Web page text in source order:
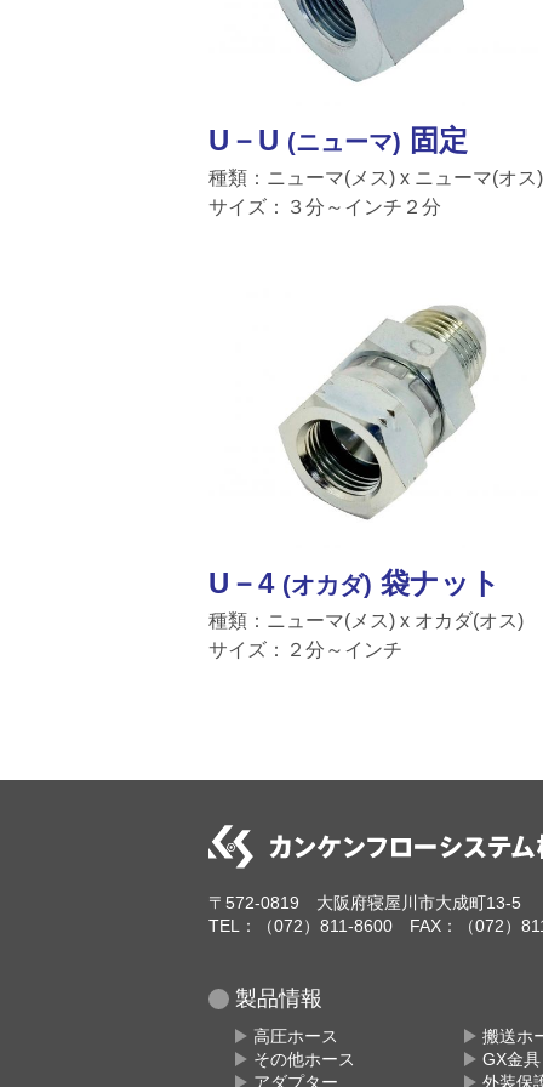
U－U (ニューマ) 固定
種類：ニューマ(メス) x ニューマ(オス)
サイズ：３分～インチ２分
U－4 (オカダ) 袋ナット
種類：ニューマ(メス) x オカダ(オス)
サイズ：２分～インチ
〒572-0819 大阪府寝屋川市大成町13-5
TEL：（072）811-8600 FAX：（072）
製品情報
高圧ホース
搬送ホ
その他ホース
GX金
アダプター
外装保